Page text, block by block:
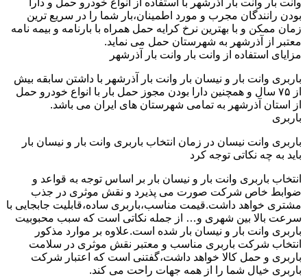
وانت بار وانت بار آذرشهر با استفاده از انواع خودرو حمل و دارا
بودن رانندگان مجرب و مورد اطمینان،بار شما را در سریع ترین
زمان ممکن و با بهترین نرخ کرایه حمل همراه با بارنامه و بیمه نامه
معتبر از آذرشهر به شهرستان حمل می نماید.
مزایای استفاده از وانت بار وانت بار آذرشهر
باربری وانت بار و نیسان بار وانت بار آذرشهر با داشتن سابقه بیش
از ۷۵ سال و همچنین دارا بودن مجوز حمل بار با انواع خودرو حمل
از استان آذرشهر به تمامی شهرستان های ایران می باشد.
باربری
باربری وانت نیسان در زمان انتخاب باربری وانت بار و نیسان بار
باید به چه نکاتی توجه کرد
انتخاب باربری وانت بار و نیسان بار بر اساس توجه به قواعد و
ضوابط خاص شرکت صورت می پذیرد و نقش موثری در جذب
مشتری خواهد داشت.قیمت مناسب،باربری ساده،قابلیت جابجایی با
سرعت بالا بین شهری و… از جمله نکاتی است که سبب محبوبیت
باربری وانت بار و نیسان بار شده است.علاوه بر موارد مذکور
انتخاب شرکت باربری مناسب و معتبر نقش موثری در سلامت
باربری و حمل کالا خواهد داشت،گفتنی است که اعتبار شرکت
باربری خیال شما را از همه جهات راحت می کند.